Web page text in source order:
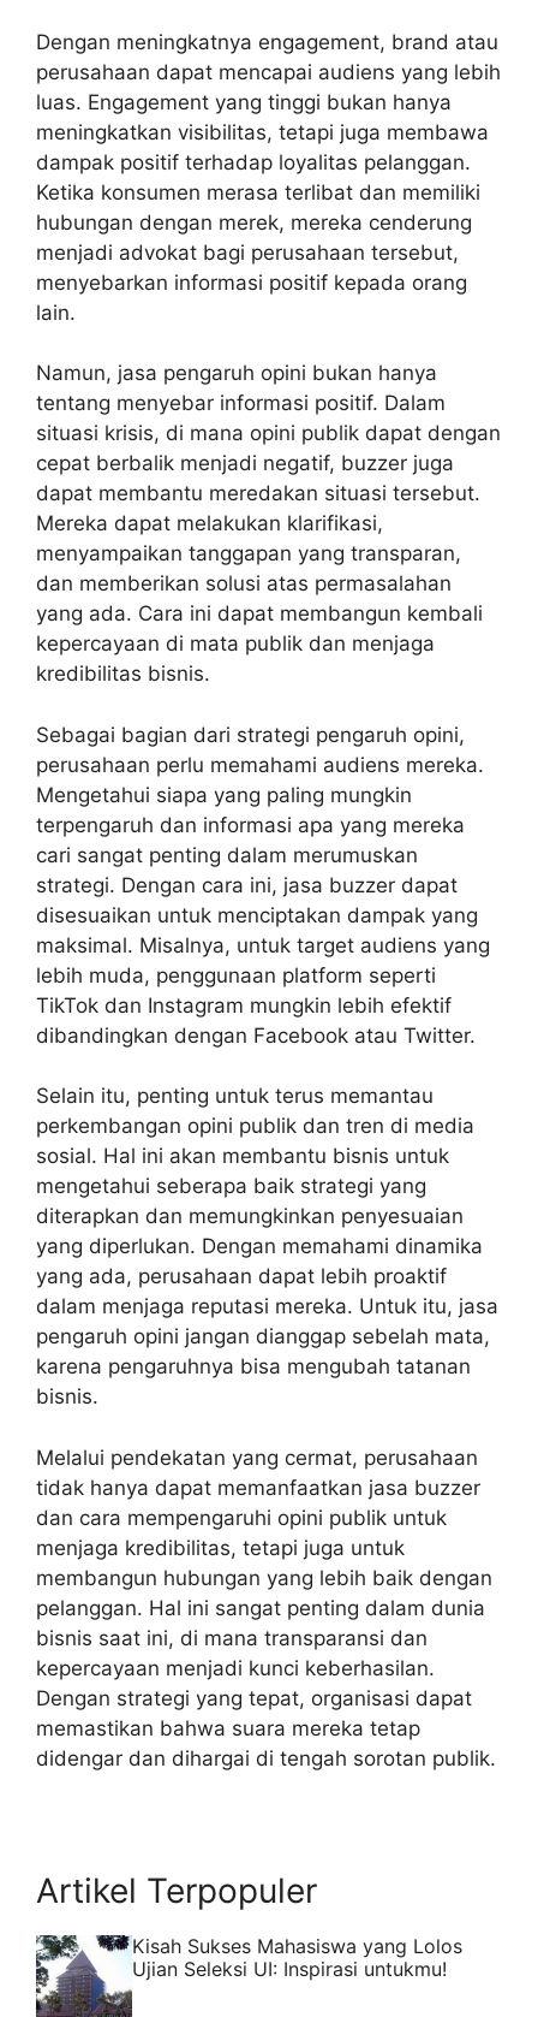
Dengan meningkatnya engagement, brand atau
perusahaan dapat mencapai audiens yang lebih
luas. Engagement yang tinggi bukan hanya
meningkatkan visibilitas, tetapi juga membawa
dampak positif terhadap loyalitas pelanggan.
Ketika konsumen merasa terlibat dan memiliki
hubungan dengan merek, mereka cenderung
menjadi advokat bagi perusahaan tersebut,
menyebarkan informasi positif kepada orang
lain.
Namun, jasa pengaruh opini bukan hanya
tentang menyebar informasi positif. Dalam
situasi krisis, di mana opini publik dapat dengan
cepat berbalik menjadi negatif, buzzer juga
dapat membantu meredakan situasi tersebut.
Mereka dapat melakukan klarifikasi,
menyampaikan tanggapan yang transparan,
dan memberikan solusi atas permasalahan
yang ada. Cara ini dapat membangun kembali
kepercayaan di mata publik dan menjaga
kredibilitas bisnis.
Sebagai bagian dari strategi pengaruh opini,
perusahaan perlu memahami audiens mereka.
Mengetahui siapa yang paling mungkin
terpengaruh dan informasi apa yang mereka
cari sangat penting dalam merumuskan
strategi. Dengan cara ini, jasa buzzer dapat
disesuaikan untuk menciptakan dampak yang
maksimal. Misalnya, untuk target audiens yang
lebih muda, penggunaan platform seperti
TikTok dan Instagram mungkin lebih efektif
dibandingkan dengan Facebook atau Twitter.
Selain itu, penting untuk terus memantau
perkembangan opini publik dan tren di media
sosial. Hal ini akan membantu bisnis untuk
mengetahui seberapa baik strategi yang
diterapkan dan memungkinkan penyesuaian
yang diperlukan. Dengan memahami dinamika
yang ada, perusahaan dapat lebih proaktif
dalam menjaga reputasi mereka. Untuk itu, jasa
pengaruh opini jangan dianggap sebelah mata,
karena pengaruhnya bisa mengubah tatanan
bisnis.
Melalui pendekatan yang cermat, perusahaan
tidak hanya dapat memanfaatkan jasa buzzer
dan cara mempengaruhi opini publik untuk
menjaga kredibilitas, tetapi juga untuk
membangun hubungan yang lebih baik dengan
pelanggan. Hal ini sangat penting dalam dunia
bisnis saat ini, di mana transparansi dan
kepercayaan menjadi kunci keberhasilan.
Dengan strategi yang tepat, organisasi dapat
memastikan bahwa suara mereka tetap
didengar dan dihargai di tengah sorotan publik.
Artikel Terpopuler
Kisah Sukses Mahasiswa yang Lolos
Ujian Seleksi UI: Inspirasi untukmu!